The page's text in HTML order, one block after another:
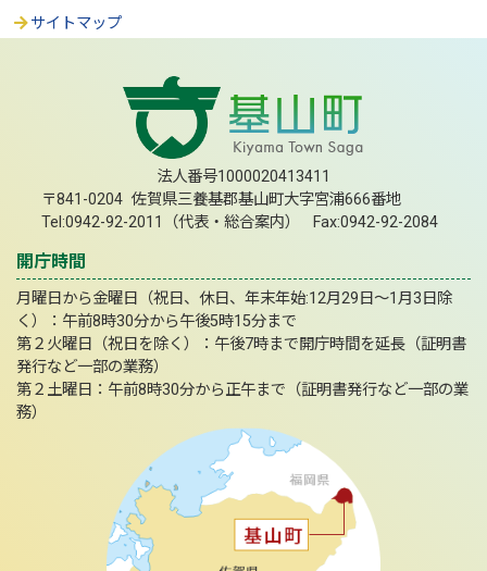
サイトマップ
法人番号1000020413411
〒841-0204 佐賀県三養基郡基山町大字宮浦666番地
Tel:0942-92-2011（代表・総合案内） Fax:0942-92-2084
開庁時間
月曜日から金曜日（祝日、休日、年末年始:12月29日～1月3日除
く）：午前8時30分から午後5時15分まで
第２火曜日（祝日を除く）：午後7時まで開庁時間を延長（証明書
発行など一部の業務）
第２土曜日：午前8時30分から正午まで（証明書発行など一部の業
務）